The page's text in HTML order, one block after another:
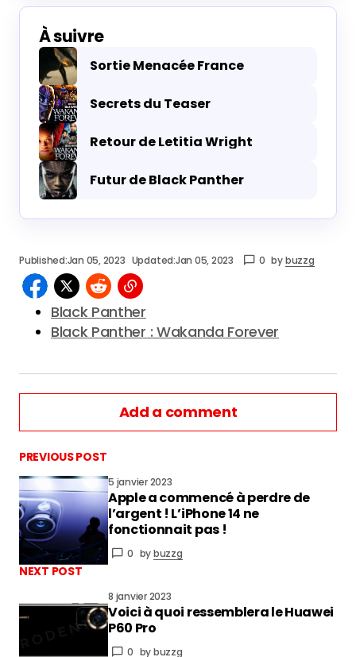
À suivre
Sortie Menacée France
Secrets du Teaser
Retour de Letitia Wright
Futur de Black Panther
Published:Jan 05, 2023 Updated:Jan 05, 2023 0 bybuzzg
Black Panther
Black Panther : Wakanda Forever
Add a comment
vous connecter
PREVIOUS POST
5 janvier 2023
Apple a commencé à perdre de
l’argent ! L’iPhone 14 ne
fonctionnait pas !
0 bybuzzg
NEXT POST
8 janvier 2023
Voici à quoi ressemblera le Huawei
P60 Pro
0 bybuzzg